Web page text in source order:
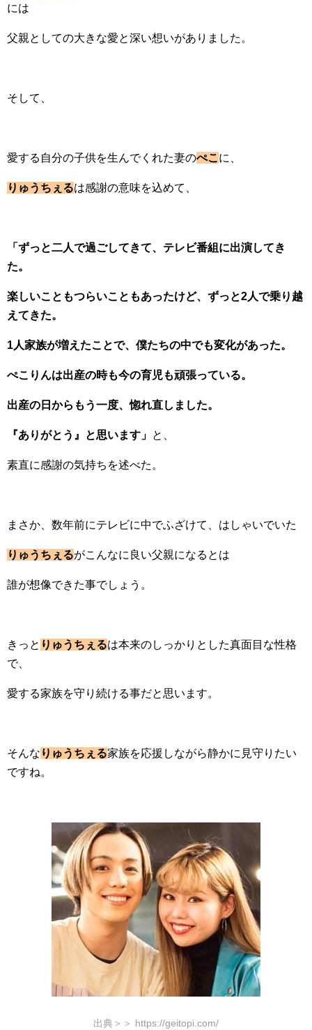
には
父親としての大きな愛と深い想いがありました。
そして、
愛する自分の子供を生んでくれた妻のぺこ に、
りゅうちぇるは感謝の意味を込めて、
「ずっと二人で過ごしてきて、テレビ番組に出演してき
た。
楽しいこともつらいこともあったけど、ずっと2人で乗り越
えてきた。
1人家族が増えたことで、僕たちの中でも変化があった。
ぺこりんは出産の時も今の育児も頑張っている。
出産の日からもう一度、惚れ直しました。
『ありがとう』と思います」 と、
素直に感謝の気持ちを述べた。
まさか、数年前にテレビに中でふざけて、はしゃいでいた
りゅうちぇるがこんなに良い父親になるとは
誰が想像できた事でしょう。
きっと りゅうちぇるは本来のしっかりとした真面目な性格
で、
愛する家族を守り続ける事だと思います。
そんな りゅうちぇる家族を応援しながら静かに見守りたい
ですね。
出典＞＞ https://geitopi.com/